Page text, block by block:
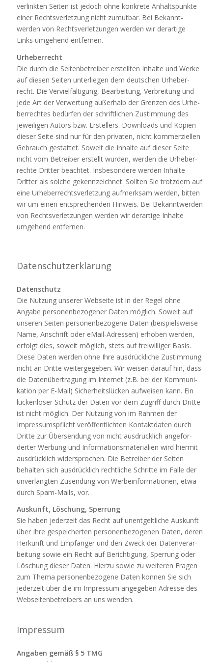
ver­linkten Seiten ist jedoch ohne kon­krete Anhalts­punkte
einer Rechts­ver­let­zung nicht zumutbar. Bei Bekannt­
werden von Rechts­ver­let­zungen werden wir der­ar­tige
Links umge­hend entfernen.
Urheberrecht
Die durch die Sei­ten­be­treiber erstellten Inhalte und Werke
auf diesen Seiten unter­liegen dem deut­schen Urhe­ber­
recht. Die Ver­viel­fäl­ti­gung, Bear­bei­tung, Ver­brei­tung und
jede Art der Ver­wer­tung außer­halb der Grenzen des Urhe­
ber­rechtes bedürfen der schrift­li­chen Zustim­mung des
jewei­ligen Autors bzw. Erstel­lers. Down­loads und Kopien
dieser Seite sind nur für den pri­vaten, nicht kom­mer­zi­ellen
Gebrauch gestattet. Soweit die Inhalte auf dieser Seite
nicht vom Betreiber erstellt wurden, werden die Urhe­ber­
rechte Dritter beachtet. Ins­be­son­dere werden Inhalte
Dritter als solche gekenn­zeichnet. Sollten Sie trotzdem auf
eine Urhe­ber­rechts­ver­let­zung auf­merksam werden, bitten
wir um einen ent­spre­chenden Hin­weis. Bei Bekannt­werden
von Rechts­ver­let­zungen werden wir der­ar­tige Inhalte
umge­hend entfernen.
Daten­schutz­er­klä­rung
Daten­schutz
Die Nut­zung unserer Web­seite ist in der Regel ohne
Angabe per­so­nen­be­zo­gener Daten mög­lich. Soweit auf
unseren Seiten per­so­nen­be­zo­gene Daten (bei­spiels­weise
Name, Anschrift oder eMail-Adressen) erhoben werden,
erfolgt dies, soweit mög­lich, stets auf frei­wil­liger Basis.
Diese Daten werden ohne Ihre aus­drück­liche Zustim­mung
nicht an Dritte wei­ter­ge­geben. Wir weisen darauf hin, dass
die Daten­über­tra­gung im Internet (z.B. bei der Kom­mu­ni­
ka­tion per E-Mail) Sicher­heits­lü­cken auf­weisen kann. Ein
lücken­loser Schutz der Daten vor dem Zugriff durch Dritte
ist nicht mög­lich. Der Nut­zung von im Rahmen der
Impress­ums­pflicht ver­öf­fent­lichten Kon­takt­daten durch
Dritte zur Über­sen­dung von nicht aus­drück­lich ange­for­
derter Wer­bung und Infor­ma­ti­ons­ma­te­ria­lien wird hiermit
aus­drück­lich wider­spro­chen. Die Betreiber der Seiten
behalten sich aus­drück­lich recht­liche Schritte im Falle der
unver­langten Zusen­dung von Wer­bein­for­ma­tionen, etwa
durch Spam-Mails, vor.
Aus­kunft, Löschung, Sperrung
Sie haben jeder­zeit das Recht auf unent­gelt­liche Aus­kunft
über Ihre gespei­cherten per­so­nen­be­zo­genen Daten, deren
Her­kunft und Emp­fänger und den Zweck der Daten­ver­ar­
bei­tung sowie ein Recht auf Berich­ti­gung, Sper­rung oder
Löschung dieser Daten. Hierzu sowie zu wei­teren Fragen
zum Thema per­so­nen­be­zo­gene Daten können Sie sich
jeder­zeit über die im Impressum ange­geben Adresse des
Web­sei­ten­be­trei­bers an uns wenden.
Impressum
Angaben gemäß § 5 TMG